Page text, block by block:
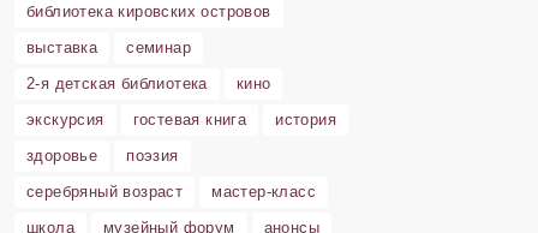
библиотека кировских островов
выставка
семинар
2-я детская библиотека
кино
экскурсия
гостевая книга
история
здоровье
поэзия
серебряный возраст
мастер-класс
школа
музейный форум
анонсы